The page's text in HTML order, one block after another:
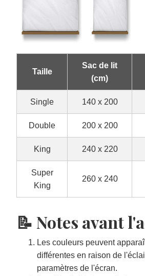
Taille
Sac de lit
(cm)
Single 140 x 200
Double 200 x 200
King 240 x 220
Super
King
260 x 240
📝 Notes avant
Les couleurs peuvent
différentes en raison de
paramètres de l'écran.